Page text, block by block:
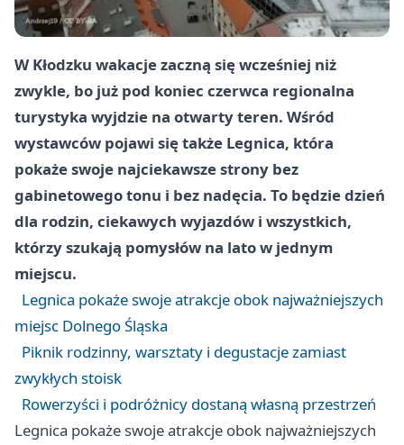
W Kłodzku wakacje zaczną się wcześniej niż
zwykle, bo już pod koniec czerwca regionalna
turystyka wyjdzie na otwarty teren. Wśród
wystawców pojawi się także Legnica, która
pokaże swoje najciekawsze strony bez
gabinetowego tonu i bez nadęcia. To będzie dzień
dla rodzin, ciekawych wyjazdów i wszystkich,
którzy szukają pomysłów na lato w jednym
miejscu.
Legnica pokaże swoje atrakcje obok najważniejszych
miejsc Dolnego Śląska
Piknik rodzinny, warsztaty i degustacje zamiast
zwykłych stoisk
Rowerzyści i podróżnicy dostaną własną przestrzeń
Legnica pokaże swoje atrakcje obok najważniejszych